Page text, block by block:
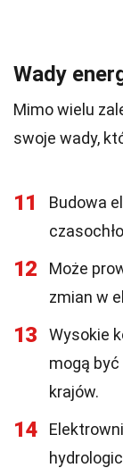
Wady
Mimo wielu
swoje wady,
11
Budowa
12
Może
zmian w
13
Wysokie
mogą
krajów.
14